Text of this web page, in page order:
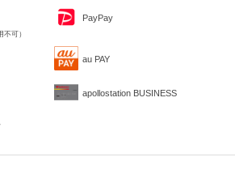
不可）
PayPay
au PAY
apollostation BUSINESS